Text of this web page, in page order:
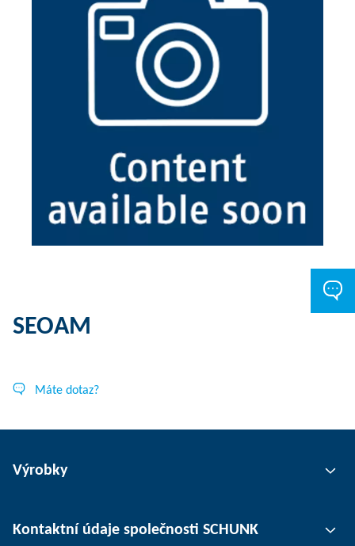
SEOAM
Máte dotaz?
Výrobky
Automatizace
Kontaktní údaje společnosti SCHUNK